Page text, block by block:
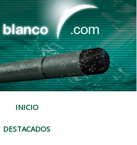
INICIO
DESTACADOS